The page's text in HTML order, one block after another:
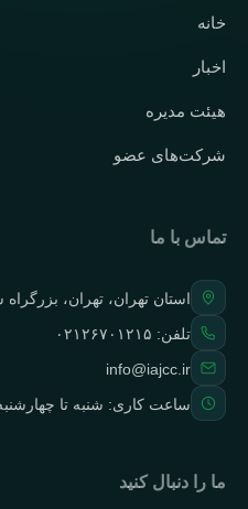
خانه
اخبار
هیئت مدیره
شرکت‌های عضو
تماس با ما
استان تهران، تهران، بزرگراه
تلفن:۰۲۱۲۶۷۰۱۲۱۵
info@iajcc.ir
ساعت کاری: شنبه تا چهارشنبه، ۸:۰۰ الی
ما را دنبال کنید